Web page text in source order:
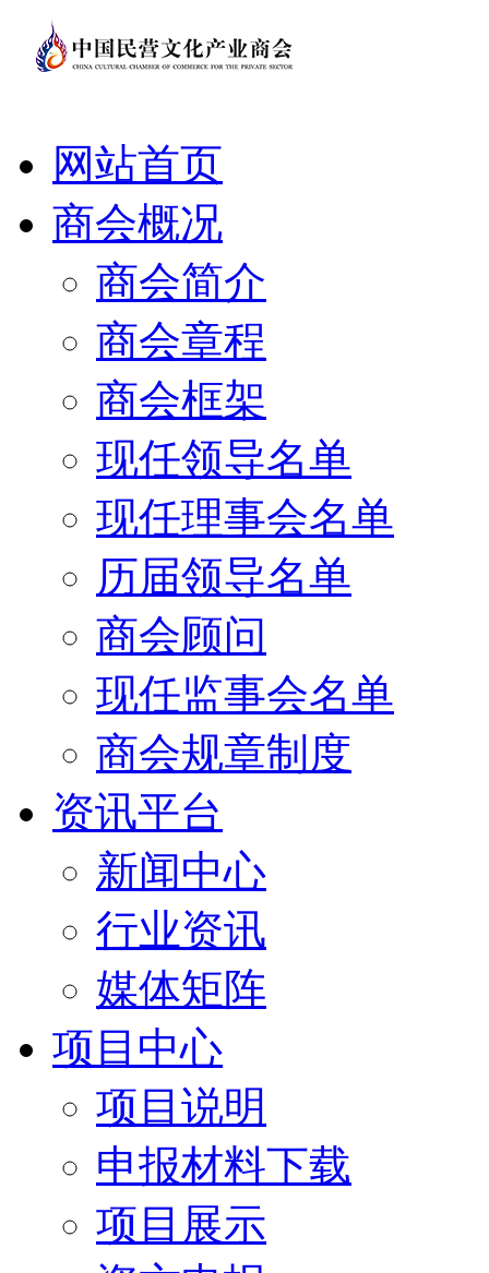
网站首页
商会概况
商会简介
商会章程
商会框架
现任领导名单
现任理事会名单
历届领导名单
商会顾问
现任监事会名单
商会规章制度
资讯平台
新闻中心
行业资讯
媒体矩阵
项目中心
项目说明
申报材料下载
项目展示